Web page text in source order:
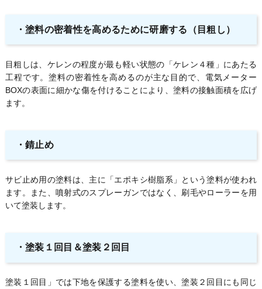
・塗料の密着性を高めるために研磨する（目粗し）
目粗しは、ケレンの程度が最も軽い状態の「ケレン４種」にあたる
工程です。塗料の密着性を高めるのが主な目的で、電気メーター
BOXの表面に細かな傷を付けることにより、塗料の接触面積を広げ
ます。
・錆止め
サビ止め用の塗料は、主に「エポキシ樹脂系」という塗料が使われ
ます。また、噴射式のスプレーガンではなく、刷毛やローラーを用
いて塗装します。
・塗装１回目＆塗装２回目
塗装１回目」では下地を保護する塗料を使い、塗装２回目にも同じ